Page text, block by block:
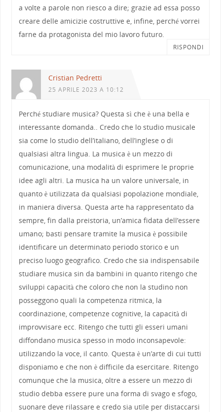
a volte a parole non riesco a dire; grazie ad essa posso
creare delle amicizie costruttive e, infine, perché vorrei
farne da protagonista del mio lavoro futuro.
RISPONDI
Cristian Pedretti
25 APRILE 2023 A 10:12
Perché studiare musica? Questa sì che è una bella e
interessante domanda.. Credo che lo studio musicale
sia come lo studio dell’italiano, dell’inglese o di
qualsiasi altra lingua. La musica è un mezzo di
comunicazione, una modalità di esprimere le proprie
idee agli altri. La musica ha un valore universale, in
quanto è utilizzata da qualsiasi popolazione mondiale,
in maniera diversa. Questa arte ha rappresentato da
sempre, fin dalla preistoria, un’amica fidata dell’essere
umano; basti pensare tramite la musica è possibile
identificare un determinato periodo storico e un
preciso luogo geografico. Credo che sia indispensabile
studiare musica sin da bambini in quanto ritengo che
sviluppi capacità che coloro che non la studino non
posseggono quali la competenza ritmica, la
coordinazione, competenze cognitive, la capacità di
improvvisare ecc. Ritengo che tutti gli esseri umani
diffondano musica spesso in modo inconsapevole:
utilizzando la voce, il canto. Questa è un’arte di cui tutti
disponiamo e che non è difficile da esercitare. Ritengo
comunque che la musica, oltre a essere un mezzo di
studio debba essere pure una forma di svago e sfogo,
suonare deve rilassare e credo sia utile per distaccarsi